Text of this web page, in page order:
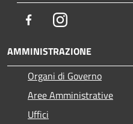
FacebookInstagram
AMMINISTRAZIONE
Organi di Governo
Aree Amministrative
Uffici